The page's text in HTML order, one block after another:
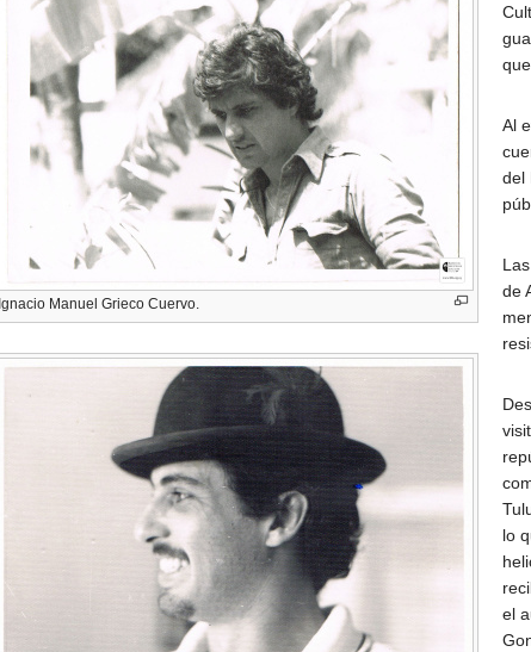
Ignacio Manuel Grieco Cuervo.
Al
del
de
lo
el